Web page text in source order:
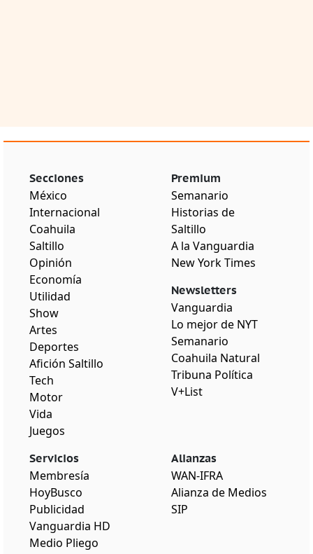
Secciones
México
Internacional
Coahuila
Saltillo
Opinión
Economía
Utilidad
Show
Artes
Deportes
Afición Saltillo
Tech
Motor
Vida
Juegos
Premium
Semanario
Historias de
Saltillo
A la Vanguardia
New York Times
Newsletters
Vanguardia
Lo mejor de NYT
Semanario
Coahuila Natural
Tribuna Política
V+List
Servicios
Membresía
HoyBusco
Publicidad
Vanguardia HD
Medio Pliego
Alianzas
WAN-IFRA
Alianza de Medios
SIP